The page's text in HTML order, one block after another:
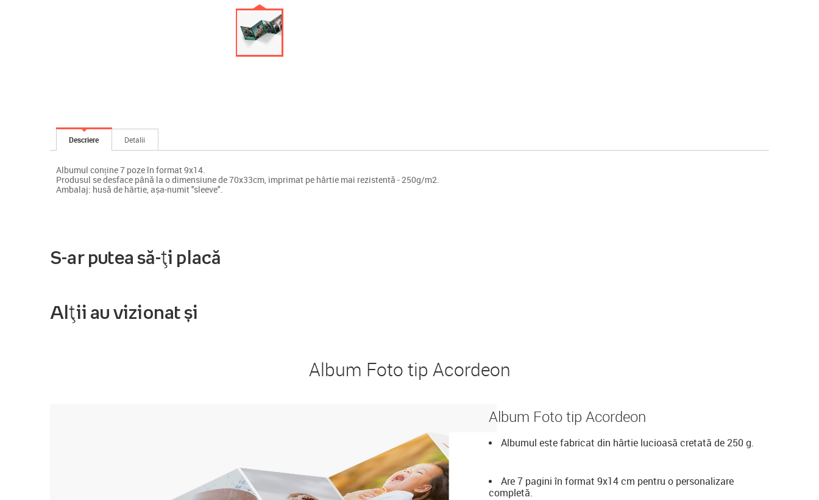
Descriere Detalii
Albumul conține 7 poze în format 9x14.
Produsul se desface până la o dimensiune de 70x33cm, imprimat pe hârtie mai rezistentă - 250g/m2.
Ambalaj: husă de hârtie, așa-numit "sleeve".
S-ar putea să-ți placă
Alții au vizionat și
Album Foto tip Acordeon
Album Foto tip Acordeon
Albumul este fabricat din hârtie lucioasă cretată de 250 g.
Are 7 pagini în format 9x14 cm pentru o personalizare
completă.